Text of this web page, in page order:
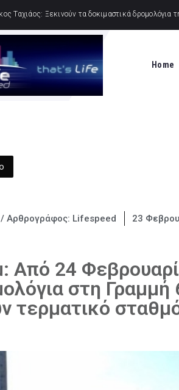
Παρατηρ
Home
/ Αρθρογράφος: Lifespeed 23
Από 24
στη
τερματικό